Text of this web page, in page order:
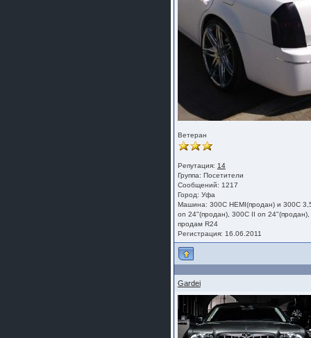
Ветеран
Репутация: 14
Группа: Посетители
Сообщений: 1217
Город: Уфа
Машина: 300C HEMI(продан) и 300С
on 24"(продан), 300С II on 24"(продан),
продам R24
Регистрация: 16.06.2011
Gardei